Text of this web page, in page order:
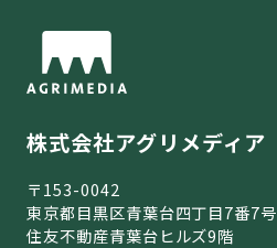
株式会社アグリメディア
〒153-0042
東京都目黒区青葉台四丁目7番7号
住友不動産青葉台ヒルズ9階